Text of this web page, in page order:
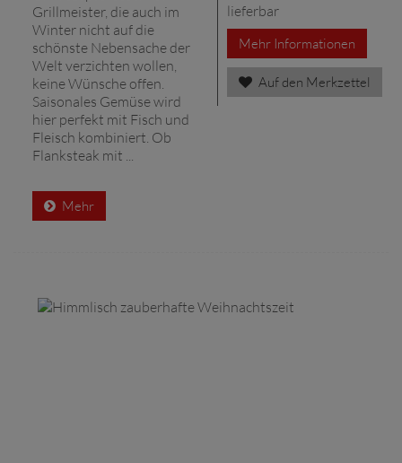
Grillmeister, die auch im
Winter nicht auf die
schönste Nebensache der
Welt verzichten wollen,
keine Wünsche offen.
Saisonales Gemüse wird
hier perfekt mit Fisch und
Fleisch kombiniert. Ob
Flanksteak mit ...
Mehr
lieferbar
Mehr Informationen
Auf den Merkzettel